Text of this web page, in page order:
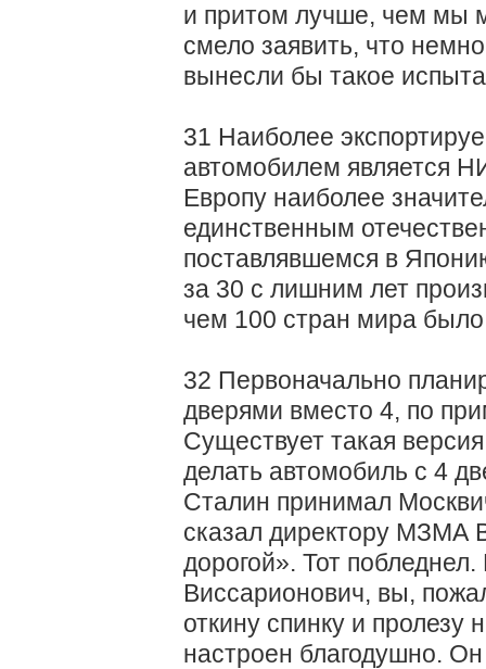
и притом лучше, чем мы
смело заявить, что
вынесли бы такое
31 Наиболее
автомобилем является
Европу наиболее
единственным
поставлявшемся в
за 30 с лишним лет
чем 100 стран мира
32 Первоначально
дверями вместо 4, по
Существует такая
делать автомобиль с 4
Сталин принимал
сказал директору МЗМА
дорогой». Тот
Виссарионович, вы,
откину спинку и
настроен благодушно.